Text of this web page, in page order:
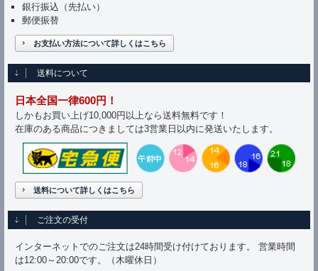
銀行振込（先払い）
郵便振替
お支払い方法について詳しくはこちら
送料について
日本全国一律600円！
しかもお買い上げ10,000円以上なら送料無料です！
在庫のある商品につきましては3営業日以内に発送いたします。
送料について詳しくはこちら
ご注文の受付
インターネットでのご注文は24時間受け付けております。 営業時間
は12:00～20:00です。（木曜休日）